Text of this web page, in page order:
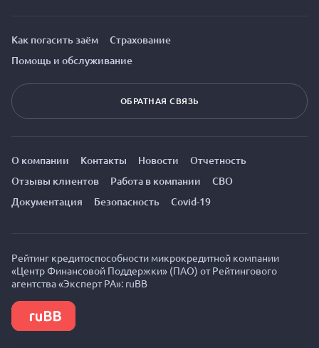
Как погасить заём
Страхование
Помощь и обслуживание
ОБРАТНАЯ СВЯЗЬ
О компании Контакты Новости
Отчетность
Отзывы клиентов
Работа в компании
СВО
Документация
Безопасность Covid-19
Рейтинг кредитоспособности микрокредитной компании
«Центр Финансовой Поддержки» (ПАО) от Рейтингового
агентства «Эксперт РА»: ruBB